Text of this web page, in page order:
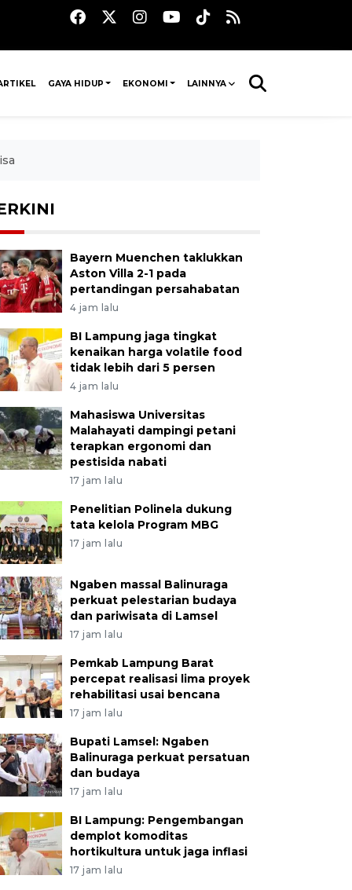
GAYA HIDUP EKONOMI LAINNYA
Bayern Muenchen taklukkan
Aston Villa 2-1 pada
pertandingan persahabatan
4 jam lalu
BI Lampung jaga tingkat
kenaikan harga volatile food
tidak lebih dari 5 persen
4 jam lalu
Mahasiswa Universitas
Malahayati dampingi petani
terapkan ergonomi dan
pestisida nabati
17 jam lalu
Penelitian Polinela dukung
tata kelola Program MBG
17 jam lalu
Ngaben massal Balinuraga
perkuat pelestarian budaya
dan pariwisata di Lamsel
17 jam lalu
Pemkab Lampung Barat
percepat realisasi lima proyek
rehabilitasi usai bencana
17 jam lalu
Bupati Lamsel: Ngaben
Balinuraga perkuat persatuan
dan budaya
17 jam lalu
BI Lampung: Pengembangan
demplot komoditas
hortikultura untuk jaga inflasi
17 jam lalu